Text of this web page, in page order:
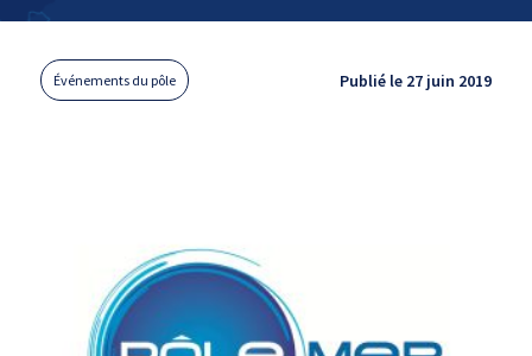
Événements du pôle Publié le 27 juin 2019